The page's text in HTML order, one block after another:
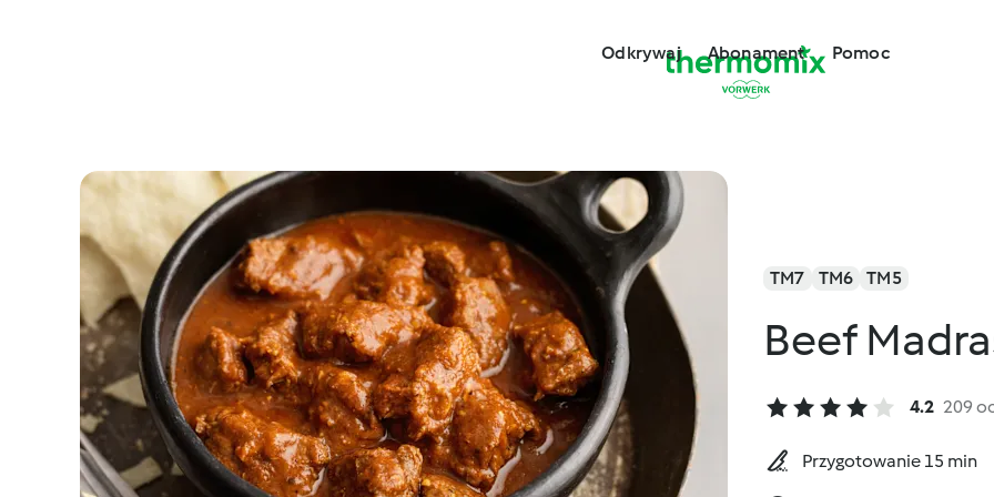
Odkrywaj Abonament Pomoc
TM7 TM6 TM5
Beef
4.2 209
Przygotowanie 15 min